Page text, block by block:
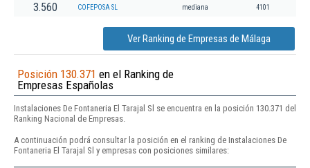
3.560 COFEPOSA SL mediana 4101
Ver Ranking de Empresas de Málaga
Posición 130.371 en el Ranking de
Empresas Españolas
Instalaciones De Fontaneria El Tarajal Sl se encuentra en la posición 130.371 del
Ranking Nacional de Empresas.
A continuación podrá consultar la posición en el ranking de Instalaciones De
Fontaneria El Tarajal Sl y empresas con posiciones similares: